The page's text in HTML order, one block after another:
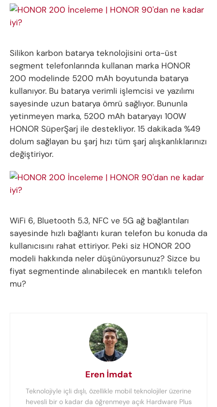
Silikon karbon batarya teknolojisini orta-üst
segment telefonlarında kullanan marka HONOR
200 modelinde 5200 mAh boyutunda batarya
kullanıyor. Bu batarya verimli işlemcisi ve yazılımı
sayesinde uzun batarya ömrü sağlıyor. Bununla
yetinmeyen marka, 5200 mAh bataryayı 100W
HONOR SüperŞarj ile destekliyor. 15 dakikada %49
dolum sağlayan bu şarj hızı tüm şarj alışkanlıklarınızı
değiştiriyor.
WiFi 6, Bluetooth 5.3, NFC ve 5G ağ bağlantıları
sayesinde hızlı bağlantı kuran telefon bu konuda da
kullanıcısını rahat ettiriyor. Peki siz HONOR 200
modeli hakkında neler düşünüyorsunuz? Sizce bu
fiyat segmentinde alınabilecek en mantıklı telefon
mu?
Eren İmdat
Teknolojiyle içli dışlı, özellikle mobil teknolojiler üzerine
hevesli bir o kadar da öğrenmeye açık Hardware Plus